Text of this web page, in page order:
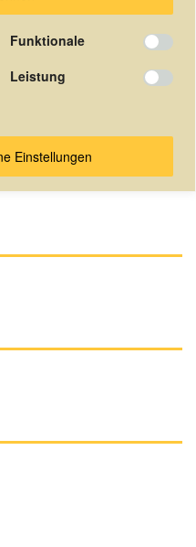
Funktionale
Leistung
Einstellungen
"undsond?!".
als pdf-Dokument
Seite klicken um das pdf-